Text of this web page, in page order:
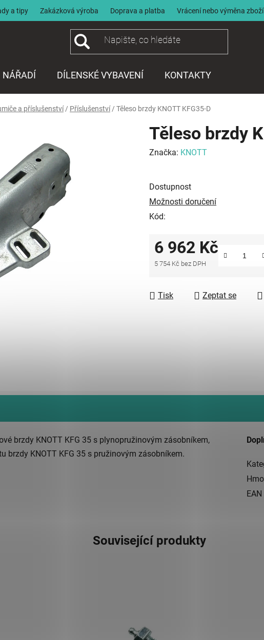
a tipy Zakázková výroba Doprava a platba Vrácení nebo výměna zboží
NÁŘADÍ DÍLENSKÉ VYBAVENÍ KONTAKTY
a příslušenství / Příslušenství / Těleso brzdy KNOTT KFG35-D
Těleso brzdy
Značka: KNOTT
Dostupnost
Možnosti doručení
Kód:
6 962 Kč
5 754 Kč bez DPH
Tisk Zeptat se
brzdy KNOTT KFG 35 s plynopružinovým zásobníkem,
brzdy KNOTT KFG 35 s pružinovým zásobníkem.
EAN
Související produkty